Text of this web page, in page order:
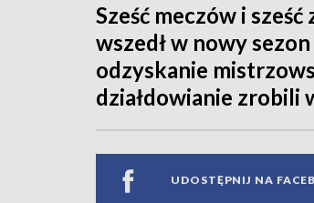
Sześć meczów i
wszedł w nowy
odzyskanie
działdowianie zrobili
UDOSTĘPNIJ NA